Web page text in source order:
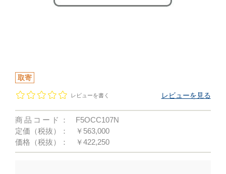
取寄
レビューを書く レビューを見る
商品コード：
F5OCC107N
定価（税抜）：
￥563,000
価格（税抜）：
￥422,250